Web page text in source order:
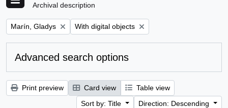
Archival description
Remove filter:
Marín, Gladys Remove filter:
With digital objects
Advanced search options
Print preview Card view
Table view
Sort by: Title
Direction: Descending